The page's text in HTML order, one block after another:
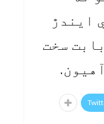
ايندڙ
سخت